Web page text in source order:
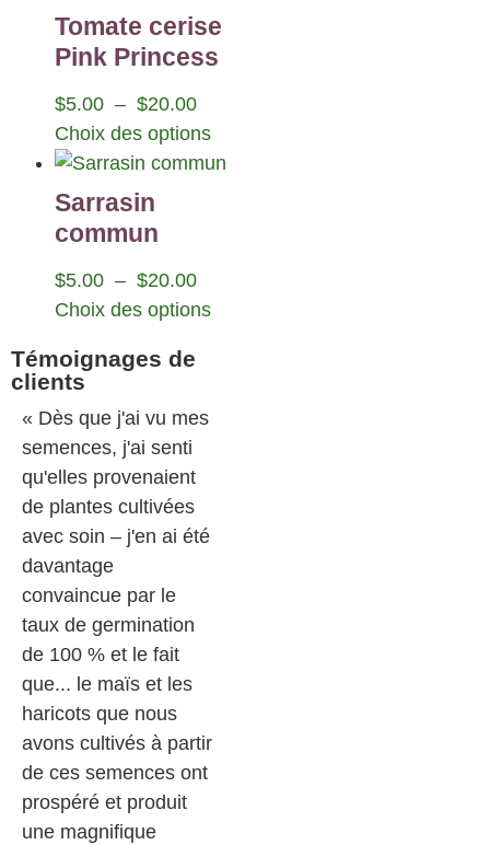
Tomate cerise
Pink Princess
$5.00 – $20.00
Choix des options
Sarrasin
commun
$5.00 – $20.00
Choix des options
Témoignages de
clients
« Dès que j'ai vu mes
semences, j'ai senti
qu'elles provenaient
de plantes cultivées
avec soin – j'en ai été
davantage
convaincue par le
taux de germination
de 100 % et le fait
que... le maïs et les
haricots que nous
avons cultivés à partir
de ces semences ont
prospéré et produit
une magnifique